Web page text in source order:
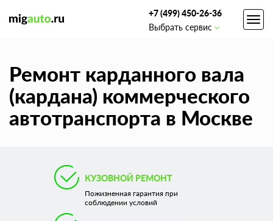
+7 (499) 450-26-36
Выбрать сервис
Ремонт карданного вала
(кардана) коммерческого
автотранспорта в Москве
КУЗОВНОЙ РЕМОНТ
Пожизненная гарантия при
соблюдении условий